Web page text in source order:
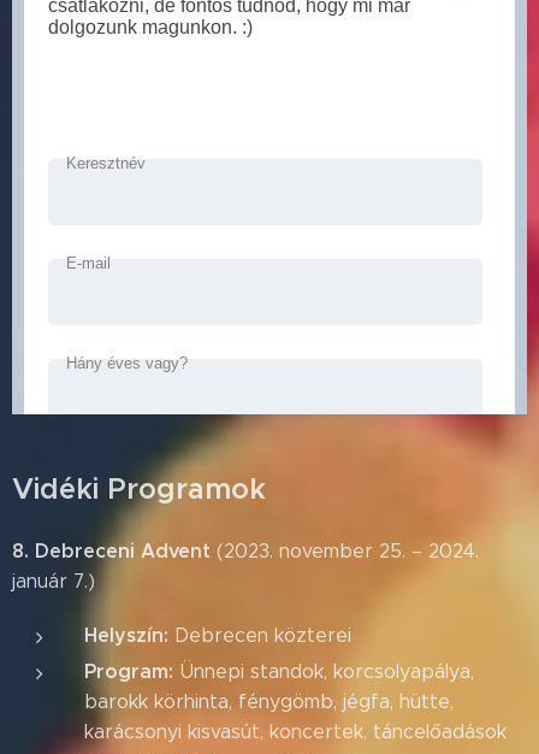
Vidéki Programok
8. Debreceni Advent (2023. november 25. – 2024.
január 7.)
Helyszín: Debrecen közterei
Program: Ünnepi standok, korcsolyapálya,
barokk körhinta, fénygömb, jégfa, hütte,
karácsonyi kisvasút, koncertek, táncelőadások